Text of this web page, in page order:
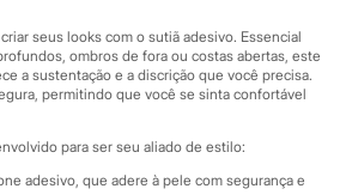
seus looks com o sutiã adesivo. Essencial
ombros de fora ou costas abertas, este
a sustentação e a discrição que você precisa.
permitindo que você se sinta confortável
para ser seu aliado de estilo:
adesivo, que adere à pele com segurança e